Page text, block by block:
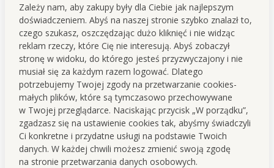
Zależy nam, aby zakupy były dla Ciebie jak najlepszym
doświadczeniem. Abyś na naszej stronie szybko znalazł to,
czego szukasz, oszczędzając dużo kliknięć i nie widząc
reklam rzeczy, które Cię nie interesują. Abyś zobaczył
stronę w widoku, do którego jesteś przyzwyczajony i nie
musiał się za każdym razem logować. Dlatego
potrzebujemy Twojej zgody na przetwarzanie cookies-
małych plików, które są tymczasowo przechowywane
w Twojej przeglądarce. Naciskając przycisk „W porządku”,
zgadzasz się na ustawienie cookies tak, abyśmy świadczyli
Ci konkretne i przydatne usługi na podstawie Twoich
danych. W każdej chwili możesz zmienić swoją zgodę
na stronie przetwarzania danych osobowych.